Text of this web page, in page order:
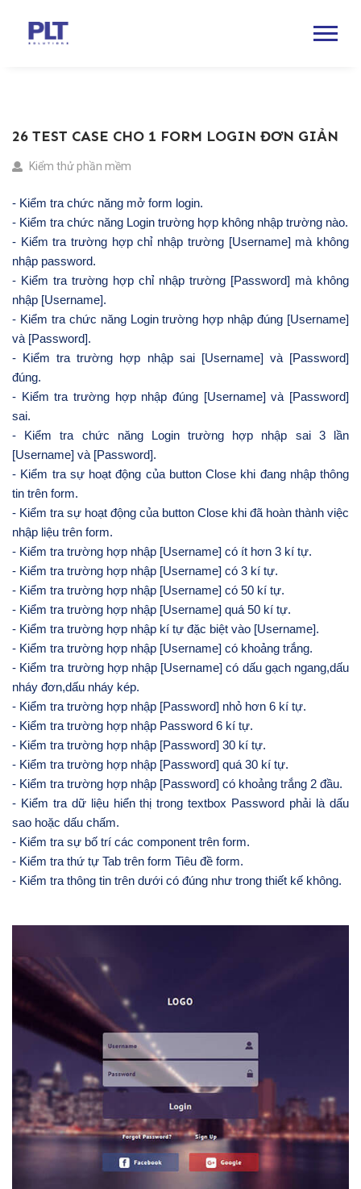
26 TEST CASE CHO 1 FORM LOGIN ĐƠN GIẢN
Kiểm thử phần mềm
- Kiểm tra chức năng mở form login.
- Kiểm tra chức năng Login trường hợp không nhập trường nào.
- Kiểm tra trường hợp chỉ nhập trường [Username] mà không
nhập password.
- Kiểm tra trường hợp chỉ nhập trường [Password] mà không
nhập [Username].
- Kiểm tra chức năng Login trường hợp nhập đúng [Username]
và [Password].
- Kiểm tra trường hợp nhập sai [Username] và [Password]
đúng.
- Kiểm tra trường hợp nhập đúng [Username] và [Password]
sai.
- Kiểm tra chức năng Login trường hợp nhập sai 3 lần
[Username] và [Password].
- Kiểm tra sự hoạt động của button Close khi đang nhập thông
tin trên form.
- Kiểm tra sự hoạt động của button Close khi đã hoàn thành việc
nhập liệu trên form.
- Kiểm tra trường hợp nhập [Username] có ít hơn 3 kí tự.
- Kiểm tra trường hợp nhập [Username] có 3 kí tự.
- Kiểm tra trường hợp nhập [Username] có 50 kí tự.
- Kiểm tra trường hợp nhập [Username] quá 50 kí tự.
- Kiểm tra trường hợp nhập kí tự đặc biệt vào [Username].
- Kiểm tra trường hợp nhập [Username] có khoảng trắng.
- Kiểm tra trường hợp nhập [Username] có dấu gạch ngang,dấu
nháy đơn,dấu nháy kép.
- Kiểm tra trường hợp nhập [Password] nhỏ hơn 6 kí tự.
- Kiểm tra trường hợp nhập Password 6 kí tự.
- Kiểm tra trường hợp nhập [Password] 30 kí tự.
- Kiểm tra trường hợp nhập [Password] quá 30 kí tự.
- Kiểm tra trường hợp nhập [Password] có khoảng trắng 2 đầu.
- Kiểm tra dữ liệu hiển thị trong textbox Password phải là dấu
sao hoặc dấu chấm.
- Kiểm tra sự bố trí các component trên form.
- Kiểm tra thứ tự Tab trên form Tiêu đề form.
- Kiểm tra thông tin trên dưới có đúng như trong thiết kế không.